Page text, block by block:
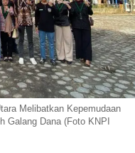
Melibatkan Kepemudaan
Galang Dana (Foto KNPI